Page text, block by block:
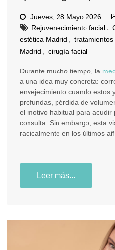
Jueves, 28 Mayo 2026
Rejuvenecimiento facial ,
estética Madrid , tratamientos
Madrid , cirugía facial
Durante mucho tiempo, la
a una idea muy concreta:
envejecimiento cuando estos
profundas, pérdida de
el motivo habitual para acudir
consulta. Sin embargo, esta
radicalmente en los últimos
Leer más...